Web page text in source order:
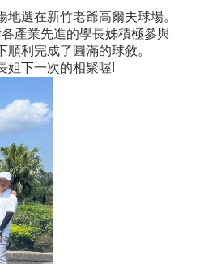
選在新竹老爺高爾夫球場。
產業先進的學長姊積極參與
利完成了圓滿的球敘。
姐下一次的相聚喔!